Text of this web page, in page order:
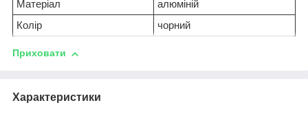
Матеріал
алюміній
Колір
чорний
Приховати
Характеристики